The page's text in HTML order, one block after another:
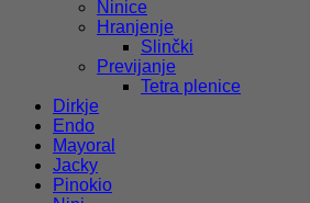
Ninice
Hranjenje
Slinčki
Previjanje
Tetra plenice
Dirkje
Endo
Mayoral
Jacky
Pinokio